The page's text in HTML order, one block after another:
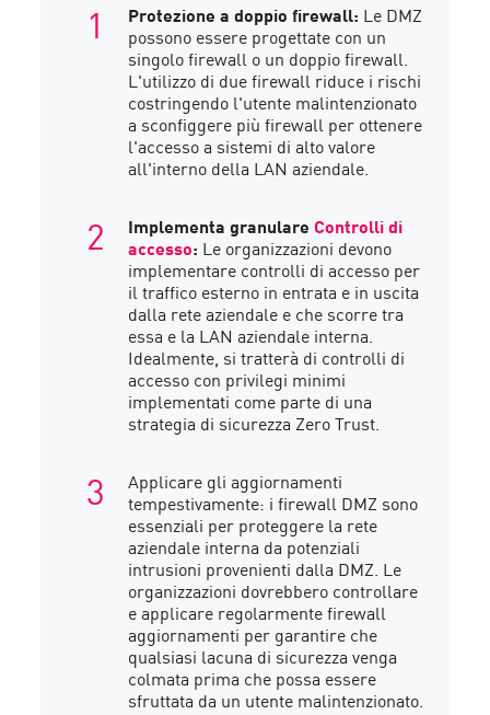
Protezione a doppio firewall: Le DMZ
possono essere progettate con un
singolo firewall o un doppio firewall.
L'utilizzo di due firewall riduce i rischi
costringendo l'utente malintenzionato
a sconfiggere più firewall per ottenere
l'accesso a sistemi di alto valore
all'interno della LAN aziendale.
Implementa granulare Controlli di
accesso: Le organizzazioni devono
implementare controlli di accesso per
il traffico esterno in entrata e in uscita
dalla rete aziendale e che scorre tra
essa e la LAN aziendale interna.
Idealmente, si tratterà di controlli di
accesso con privilegi minimi
implementati come parte di una
strategia di sicurezza Zero Trust.
Applicare gli aggiornamenti
tempestivamente: i firewall DMZ sono
essenziali per proteggere la rete
aziendale interna da potenziali
intrusioni provenienti dalla DMZ. Le
organizzazioni dovrebbero controllare
e applicare regolarmente firewall
aggiornamenti per garantire che
qualsiasi lacuna di sicurezza venga
colmata prima che possa essere
sfruttata da un utente malintenzionato.